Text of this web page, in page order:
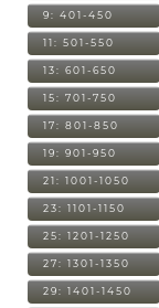
9: 401-450
11: 501-550
13: 601-650
15: 701-750
17: 801-850
19: 901-950
21: 1001-1050
23: 1101-1150
25: 1201-1250
27: 1301-1350
29: 1401-1450